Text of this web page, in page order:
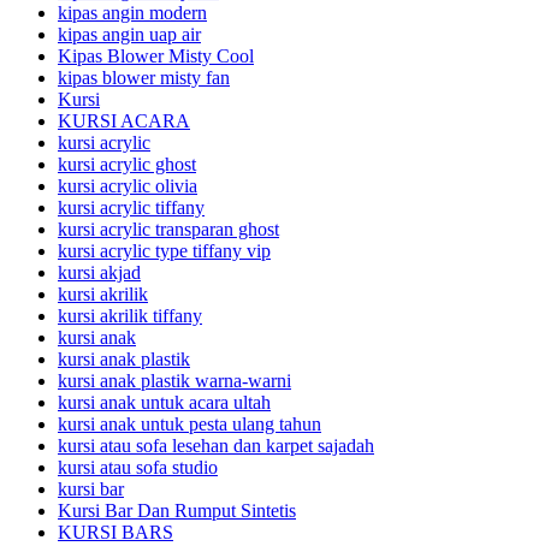
kipas angin modern
kipas angin uap air
Kipas Blower Misty Cool
kipas blower misty fan
Kursi
KURSI ACARA
kursi acrylic
kursi acrylic ghost
kursi acrylic olivia
kursi acrylic tiffany
kursi acrylic transparan ghost
kursi acrylic type tiffany vip
kursi akjad
kursi akrilik
kursi akrilik tiffany
kursi anak
kursi anak plastik
kursi anak plastik warna-warni
kursi anak untuk acara ultah
kursi anak untuk pesta ulang tahun
kursi atau sofa lesehan dan karpet sajadah
kursi atau sofa studio
kursi bar
Kursi Bar Dan Rumput Sintetis
KURSI BARS